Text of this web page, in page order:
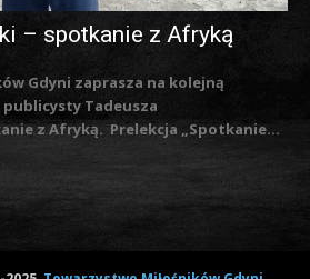
– spotkanie z Afryką
Gdyni zaprasza na kolejną
Tadeusza
Zarzyckiego pt. Spotkanie z Afryką. Prelekcja „Spotkanie...